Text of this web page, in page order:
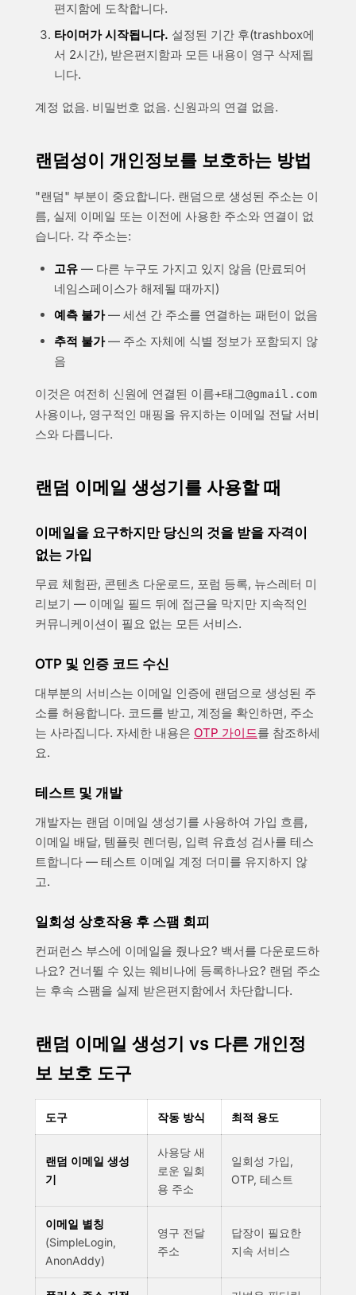
편지함에 도착합니다.
타이머가 시작됩니다. 설정된 기간 후(trashbox에
서 2시간), 받은편지함과 모든 내용이 영구 삭제됩
니다.
계정 없음. 비밀번호 없음. 신원과의 연결 없음.
랜덤성이 개인정보를 보호하는 방법
"랜덤" 부분이 중요합니다. 랜덤으로 생성된 주소는 이
름, 실제 이메일 또는 이전에 사용한 주소와 연결이 없
습니다. 각 주소는:
고유 — 다른 누구도 가지고 있지 않음 (만료되어
네임스페이스가 해제될 때까지)
예측 불가— 세션 간 주소를 연결하는 패턴이 없음
추적 불가— 주소 자체에 식별 정보가 포함되지 않
음
이것은 여전히 신원에 연결된 이름+태그@gmail.com
사용이나, 영구적인 매핑을 유지하는 이메일 전달 서비
스와 다릅니다.
랜덤 이메일 생성기를 사용할 때
이메일을 요구하지만 당신의 것을 받을 자격이
없는 가입
무료 체험판, 콘텐츠 다운로드, 포럼 등록, 뉴스레터 미
리보기 — 이메일 필드 뒤에 접근을 막지만 지속적인
커뮤니케이션이 필요 없는 모든 서비스.
OTP 및 인증 코드 수신
대부분의 서비스는 이메일 인증에 랜덤으로 생성된 주
소를 허용합니다. 코드를 받고, 계정을 확인하면, 주소
는 사라집니다. 자세한 내용은 OTP 가이드를 참조하세
요.
테스트 및 개발
개발자는 랜덤 이메일 생성기를 사용하여 가입 흐름,
이메일 배달, 템플릿 렌더링, 입력 유효성 검사를 테스
트합니다 — 테스트 이메일 계정 더미를 유지하지 않
고.
일회성 상호작용 후 스팸 회피
컨퍼런스 부스에 이메일을 줬나요? 백서를 다운로드하
나요? 건너뛸 수 있는 웨비나에 등록하나요? 랜덤 주소
는 후속 스팸을 실제 받은편지함에서 차단합니다.
랜덤 이메일 생성기 vs 다른 개인정
보 보호 도구
도구 작동 방식 최적 용도
랜덤 이메일 생성
기
사용당 새
로운 일회
용 주소
일회성 가입,
OTP, 테스트
이메일 별칭
(SimpleLogin,
AnonAddy)
영구 전달
주소
답장이 필요한
지속 서비스